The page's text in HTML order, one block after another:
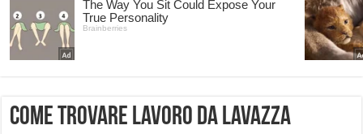
Come trovare lavoro da Lavazza